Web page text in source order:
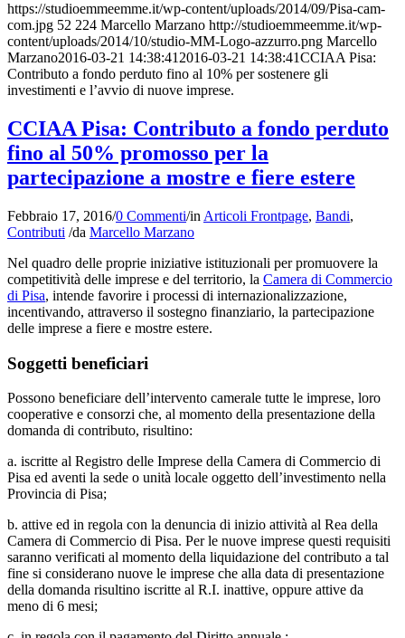
https://studioemmeemme.it/wp-content/uploads/2014/09/Pisa-cam-
com.jpg 52 224 Marcello Marzano http://studioemmeemme.it/wp-
content/uploads/2014/10/studio-MM-Logo-azzurro.png Marcello
Marzano2016-03-21 14:38:41 2016-03-21 14:38:41CCIAA Pisa:
Contributo a fondo perduto fino al 10% per sostenere gli
investimenti e l’avvio di nuove imprese.
CCIAA Pisa: Contributo a fondo perduto
fino al 50% promosso per la
partecipazione a mostre e fiere estere
Febbraio 17, 2016/0 Commenti/in Articoli Frontpage, Bandi,
Contributi /da Marcello Marzano
Nel quadro delle proprie iniziative istituzionali per promuovere la
competitività delle imprese e del territorio, la Camera di Commercio
di Pisa, intende favorire i processi di internazionalizzazione,
incentivando, attraverso il sostegno finanziario, la partecipazione
delle imprese a fiere e mostre estere.
Soggetti beneficiari
Possono beneficiare dell’intervento camerale tutte le imprese, loro
cooperative e consorzi che, al momento della presentazione della
domanda di contributo, risultino:
a. iscritte al Registro delle Imprese della Camera di Commercio di
Pisa ed aventi la sede o unità locale oggetto dell’investimento nella
Provincia di Pisa;
b. attive ed in regola con la denuncia di inizio attività al Rea della
Camera di Commercio di Pisa. Per le nuove imprese questi requisiti
saranno verificati al momento della liquidazione del contributo a tal
fine si considerano nuove le imprese che alla data di presentazione
della domanda risultino iscritte al R.I. inattive, oppure attive da
meno di 6 mesi;